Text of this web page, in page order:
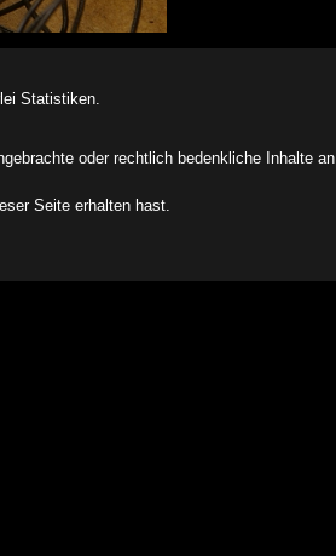
Statistiken.
oder rechtlich bedenkliche Inhalte an
Seite erhalten hast.